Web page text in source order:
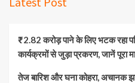
₹2.82 करोड़ पाने के लिए भटक रहा
कार्यक्रमों से जुड़ा प्रकरण, जानें पूरा
तेज बारिश और घना कोहरा, अचानक